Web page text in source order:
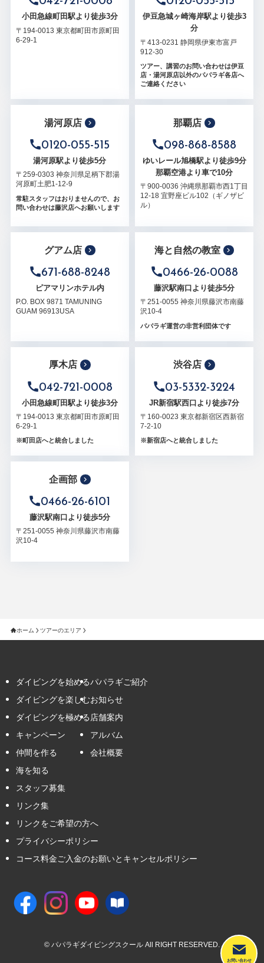
小田急線町田駅より徒歩3分
〒194-0013 東京都町田市原町田
6-29-1
伊豆急城ヶ崎海岸駅より徒歩3
分
〒413-0231 静岡県伊東市富戸
912-30
ツアー、講習のお問い合わせは伊豆
店・湯河原店以外のパパラギ各店へ
ご連絡ください
湯河原店
0120-055-515
湯河原駅より徒歩5分
〒259-0303 神奈川県足柄下郡湯
河原町土肥1-12-9
常駐スタッフはおりませんので、お
問い合わせは藤沢店へお願いします
那覇店
098-868-8588
ゆいレール旭橋駅より徒歩9分
那覇空港より車で10分
〒900-0036 沖縄県那覇市西1丁目
12-18 宜野座ビル102（ギノザビ
ル）
グアム店
671-688-8248
ピアマリンホテル内
P.O. BOX 9871 TAMUNING
GUAM 96913USA
海と自然の教室
0466-26-0088
藤沢駅南口より徒歩5分
〒251-0055 神奈川県藤沢市南藤
沢10-4
パパラギ運営の非営利団体です
厚木店
042-721-0008
小田急線町田駅より徒歩3分
〒194-0013 東京都町田市原町田
6-29-1
※町田店へと統合しました
渋谷店
03-5332-3224
JR新宿駅西口より徒歩7分
〒160-0023 東京都新宿区西新宿
7-2-10
※新宿店へと統合しました
企画部
0466-26-6101
藤沢駅南口より徒歩5分
〒251-0055 神奈川県藤沢市南藤
沢10-4
ホーム ツアーのエリア
ダイビングを始める
ダイビングを楽しむ
ダイビングを極める
キャンペーン
仲間を作る
海を知る
パパラギご紹介
お知らせ
店舗案内
アルバム
会社概要
スタッフ募集
リンク集
リンクをご希望の方へ
プライバシーポリシー
コース料金ご入金のお願いとキャンセルポリシー
© パパラギダイビングスクール All RIGHT RESERVED.
お問い合わせ